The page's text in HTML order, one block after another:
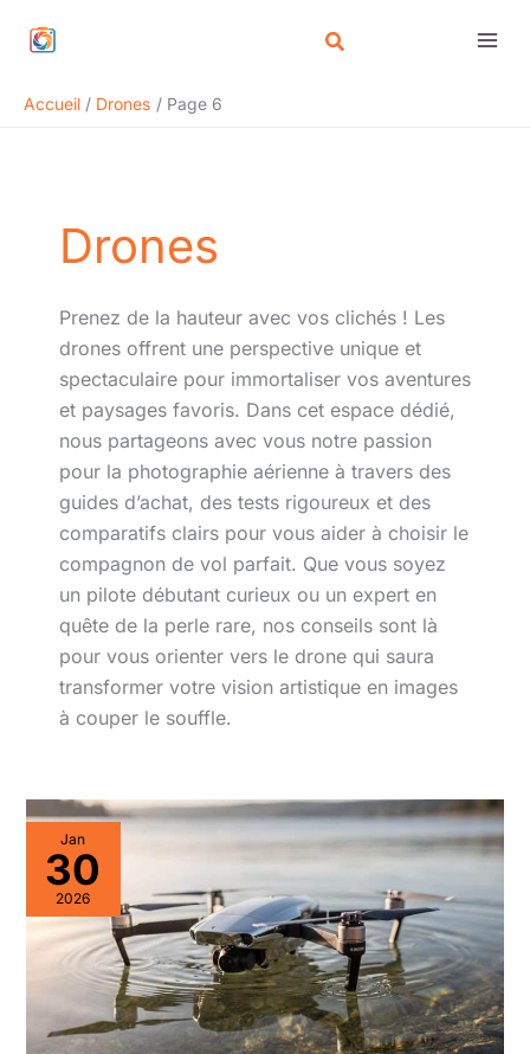
Accueil
Drones Page 6
Drones
Prenez de la hauteur avec vos clichés ! Les
drones offrent une perspective unique et
spectaculaire pour immortaliser vos aventures
et paysages favoris. Dans cet espace dédié,
nous partageons avec vous notre passion
pour la photographie aérienne à travers des
guides d’achat, des tests rigoureux et des
comparatifs clairs pour vous aider à choisir le
compagnon de vol parfait. Que vous soyez
un pilote débutant curieux ou un expert en
quête de la perle rare, nos conseils sont là
pour vous orienter vers le drone qui saura
transformer votre vision artistique en images
à couper le souffle.
Jan
30
2026